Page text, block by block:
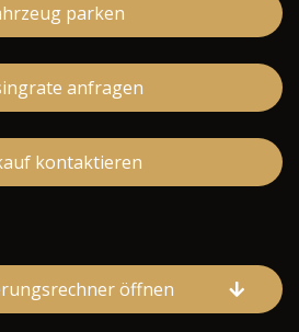
parken
anfragen
kontaktieren
öffnen